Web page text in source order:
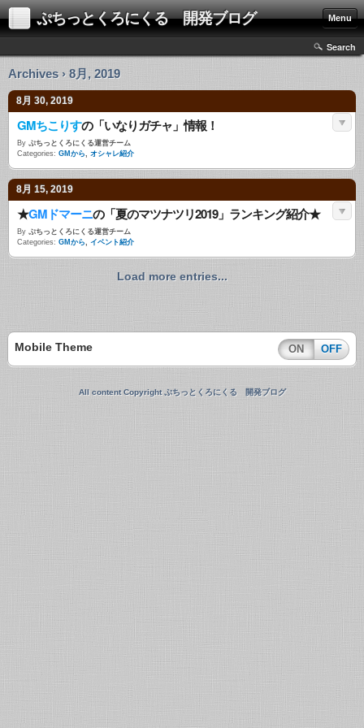
ぷちっとくろにくる 開発ブログ Menu
Search
Archives › 8月, 2019
8月 30, 2019
GMちこりすの「いなりガチャ」情報！
By ぷちっとくろにくる運営チーム
Categories: GMから, オシャレ紹介
8月 15, 2019
★GMドマーニの「夏のマツナツリ2019」ランキング紹介★
By ぷちっとくろにくる運営チーム
Categories: GMから, イベント紹介
Load more entries...
Mobile Theme ON OFF
All content Copyright ぷちっとくろにくる 開発ブログ